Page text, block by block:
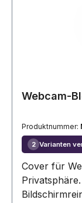
Webcam-
Produktnummer:
2 Varianten
Cover für